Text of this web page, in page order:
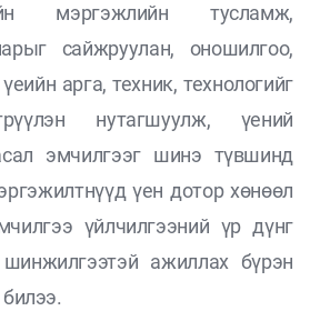
мэргэжлийн тусламж,
сайжруулан, оношилгоо,
арга, техник, технологийг
нутагшуулж, үений
эмчилгээг шинэ түвшинд
үен дотор хөнөөл
үйлчилгээний үр дүнг
ажиллах бүрэн